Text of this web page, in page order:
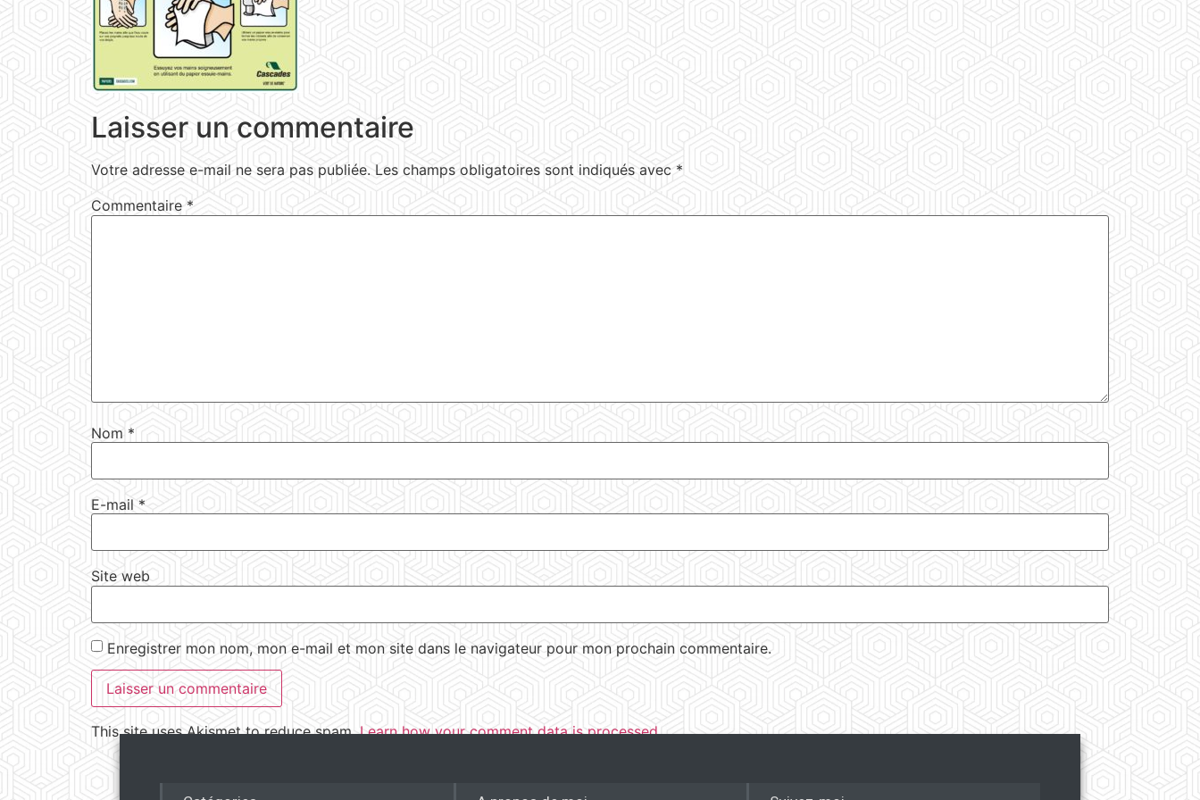
Laisser un commentaire
Votre adresse e-mail ne sera pas publiée. Les champs obligatoires sont indiqués avec*
Commentaire *
Nom *
E-mail *
Site web
Enregistrer mon nom, mon e-mail et mon site dans le navigateur pour mon prochain commentaire.
This site uses Akismet to reduce spam.Learn how your comment data is processed.